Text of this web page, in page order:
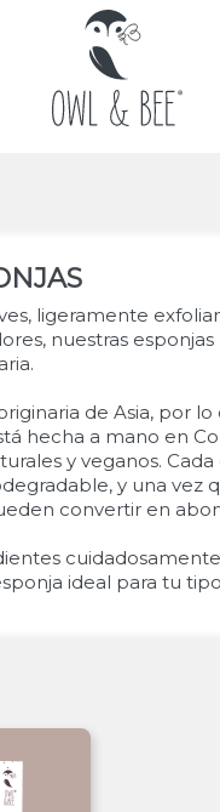
ligeramente
nuestras esponjas
de Asia, por
hecha a mano en
y veganos. Cada
y una vez
convertir en
ideal para tu